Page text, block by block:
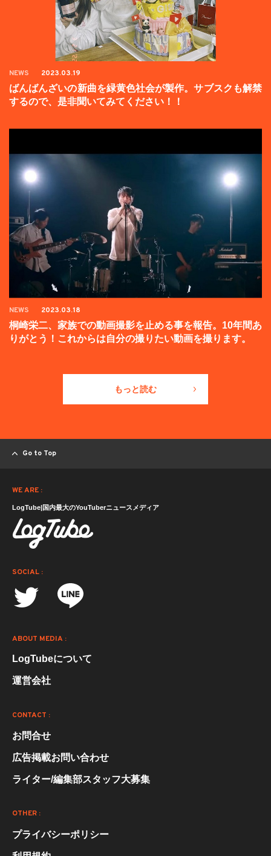
NEWS 2023.03.19
ばんばんざいの新曲を緑黄色社会が製作。サブスクも解禁
するので、是非聞いてみてください！！
NEWS 2023.03.18
桐崎栄二、家族での動画撮影を止める事を報告。10年間あ
りがとう！これからは自分の撮りたい動画を撮ります。
もっと読む
Go to Top
WE ARE :
LogTube|国内最大のYouTuberニュースメディア
SOCIAL :
ABOUT MEDIA :
LogTubeについて
運営会社
CONTACT :
お問合せ
広告掲載お問い合わせ
ライター/編集部スタッフ大募集
OTHER :
プライバシーポリシー